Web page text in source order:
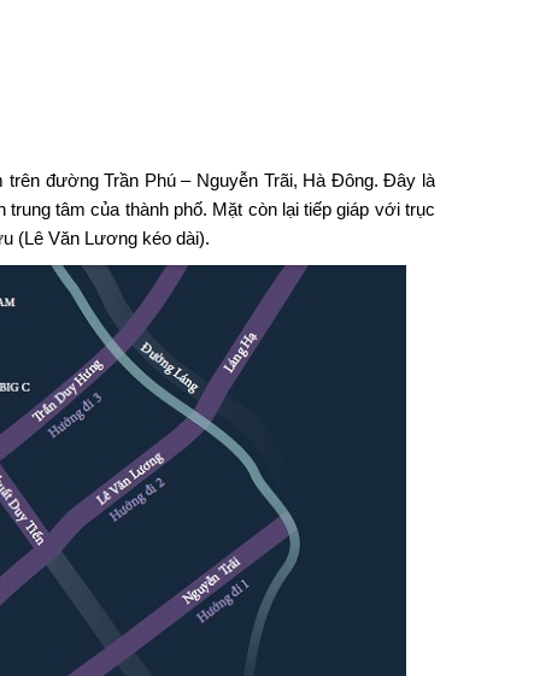
đường Trần Phú – Nguyễn Trãi, Hà Đông. Đây là
tâm của thành phố. Mặt còn lại tiếp giáp với trục
(Lê Văn Lương kéo dài).